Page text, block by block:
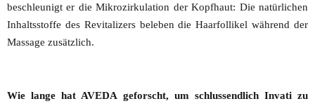
beschleunigt er die Mikrozirkulation der Kopfhaut: Die natürlichen
Inhaltsstoffe des Revitalizers beleben die Haarfollikel während der
Massage zusätzlich.
Wie lange hat AVEDA geforscht, um schlussendlich Invati zu